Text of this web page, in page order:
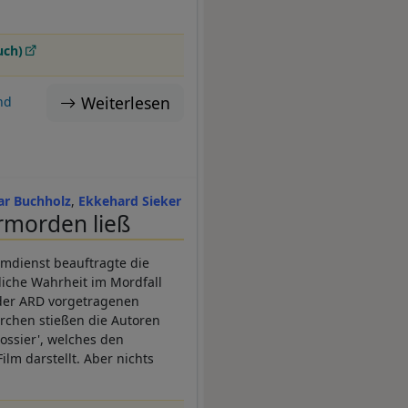
Weiterlesen
Buchholz Ekkehard Sieker
ließ
beauftragte die
Wahrheit im Mordfall
ARD vorgetragenen
stießen die Autoren
welches den
darstellt. Aber nichts